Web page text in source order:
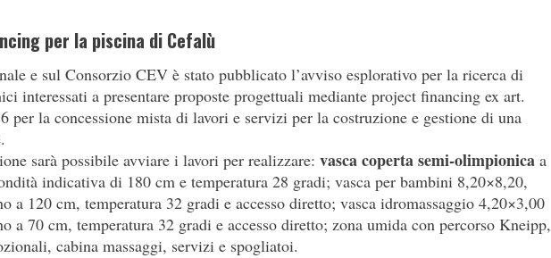
per la piscina di Cefalù
e sul Consorzio CEV è stato pubblicato l’avviso esplorativo per la ricerca di
interessati a presentare proposte progettuali mediante project financing ex art.
per la concessione mista di lavori e servizi per la costruzione e gestione di una
sarà possibile avviare i lavori per realizzare: vasca coperta semi-olimpionica a
indicativa di 180 cm e temperatura 28 gradi; vasca per bambini 8,20×8,20,
a 120 cm, temperatura 32 gradi e accesso diretto; vasca idromassaggio 4,20×3,00
a 70 cm, temperatura 32 gradi e accesso diretto; zona umida con percorso Kneipp,
cabina massaggi, servizi e spogliatoi.